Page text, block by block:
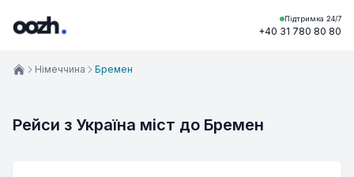
Підтримка 24/7
+40 31 780 80 80
Німеччина Бремен
Рейси з Україна міст до Бремен